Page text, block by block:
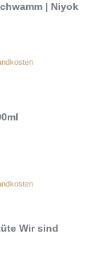
| Niyok
Wir sind